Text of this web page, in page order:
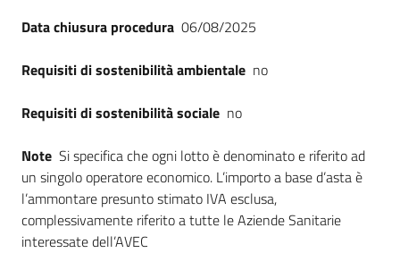
Data chiusura procedura 06/08/2025
Requisiti di sostenibilità ambientale no
Requisiti di sostenibilità sociale no
Note Si specifica che ogni lotto è denominato e riferito ad
un singolo operatore economico. L’importo a base d’asta è
l’ammontare presunto stimato IVA esclusa,
complessivamente riferito a tutte le Aziende Sanitarie
interessate dell’AVEC